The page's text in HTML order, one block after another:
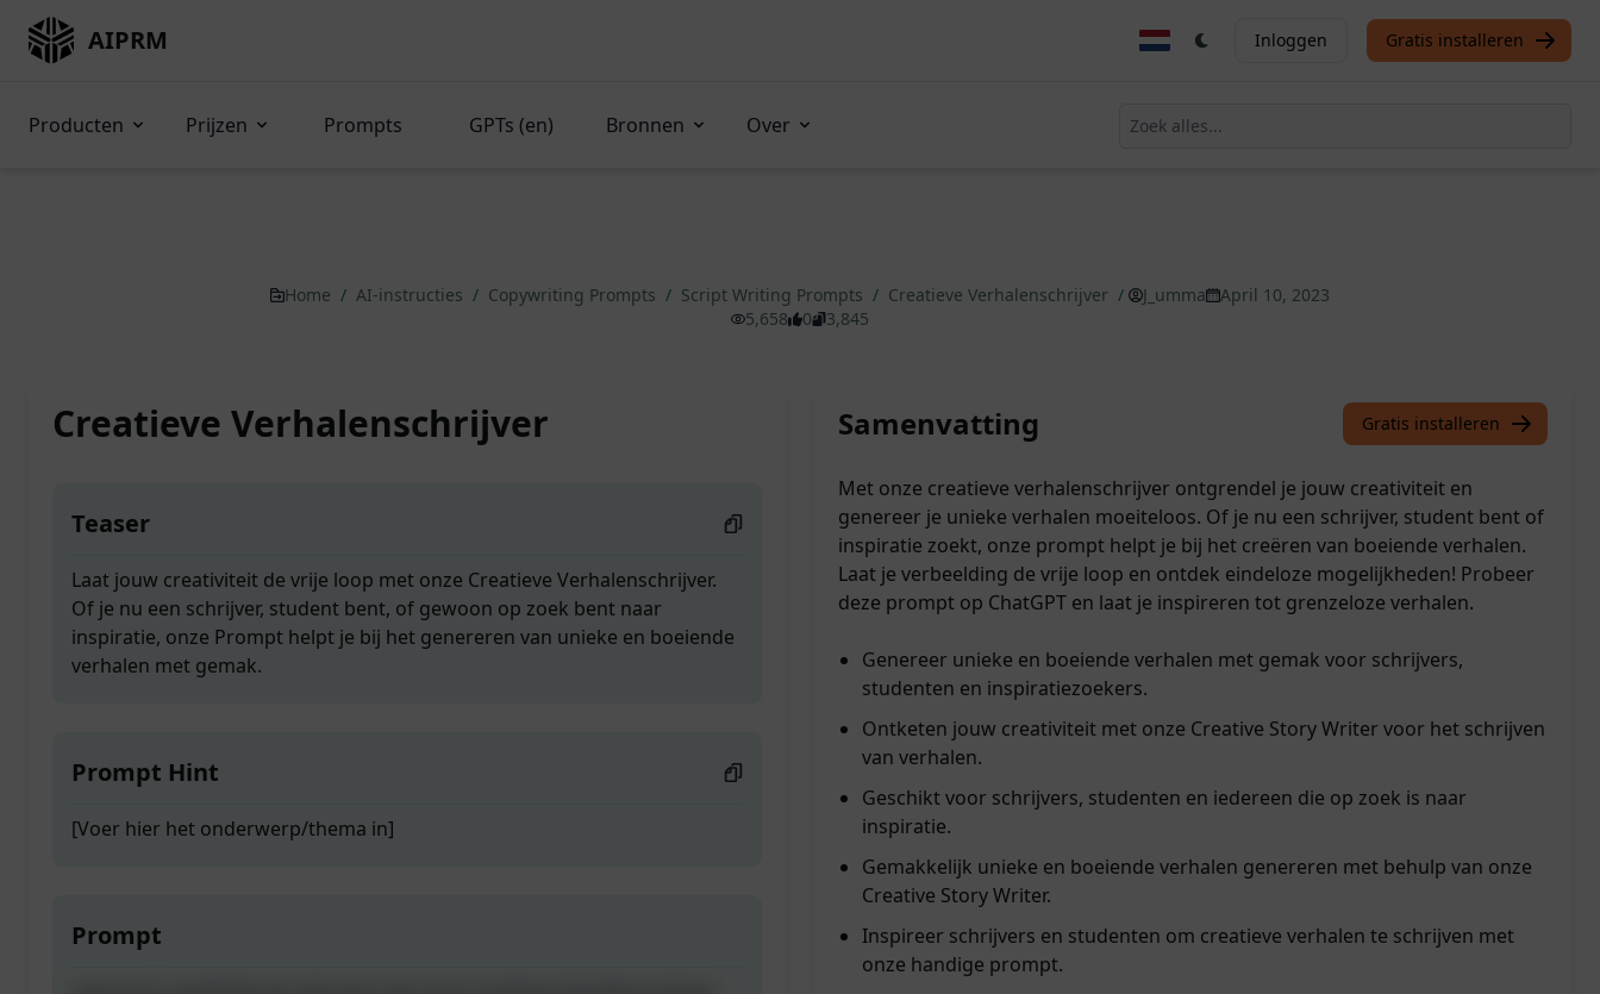
AIPRM Inloggen Gratis installeren
Producten Prijzen Prompts GPTs (en) Bronnen Over
Home / AI-instructies / Copywriting Prompts / Script Writing Prompts / Creatieve Verhalenschrijver / J_umma
April 10, 2023
5,658
0 3,845
Creatieve Verhalenschrijver
Teaser
Laat jouw creativiteit de vrije loop met onze Creatieve Verhalenschrijver.
Of je nu een schrijver, student bent, of gewoon op zoek bent naar
inspiratie, onze Prompt helpt je bij het genereren van unieke en boeiende
verhalen met gemak.
Prompt Hint
[Voer hier het onderwerp/thema in]
Prompt
Samenvatting Gratis installeren
Met onze creatieve verhalenschrijver ontgrendel je jouw creativiteit en
genereer je unieke verhalen moeiteloos. Of je nu een schrijver, student bent of
inspiratie zoekt, onze prompt helpt je bij het creëren van boeiende verhalen.
Laat je verbeelding de vrije loop en ontdek eindeloze mogelijkheden! Probeer
deze prompt op ChatGPT en laat je inspireren tot grenzeloze verhalen.
Genereer unieke en boeiende verhalen met gemak voor schrijvers,
studenten en inspiratiezoekers.
Ontketen jouw creativiteit met onze Creative Story Writer voor het schrijven
van verhalen.
Geschikt voor schrijvers, studenten en iedereen die op zoek is naar
inspiratie.
Gemakkelijk unieke en boeiende verhalen genereren met behulp van onze
Creative Story Writer.
Inspireer schrijvers en studenten om creatieve verhalen te schrijven met
onze handige prompt.